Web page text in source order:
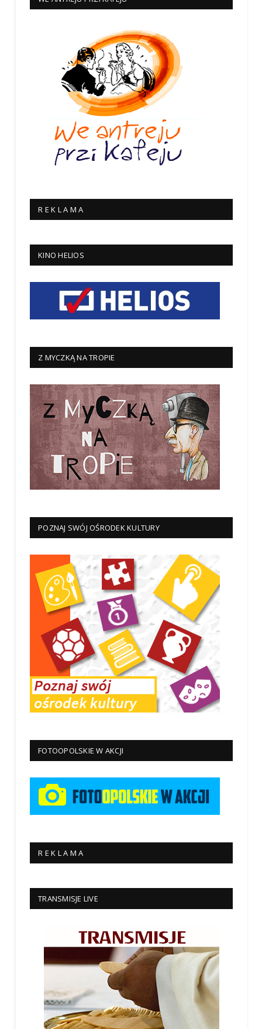
R E K L A M A
KINO HELIOS
Z MYCZKĄ NA TROPIE
POZNAJ SWÓJ OŚRODEK KULTURY
FOTOOPOLSKIE W AKCJI
R E K L A M A
TRANSMISJE LIVE